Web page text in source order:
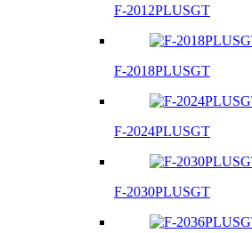
F-2012PLUSGT
F-2018PLUSGT
F-2024PLUSGT
F-2030PLUSGT